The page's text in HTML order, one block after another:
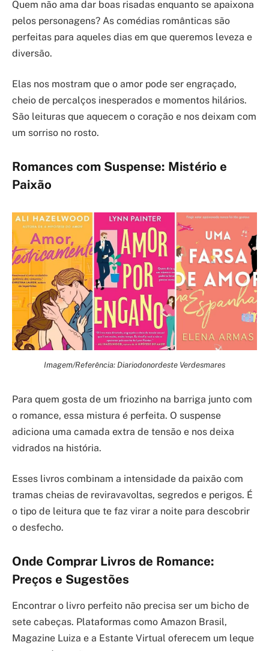
Quem não ama dar boas risadas enquanto se apaixona
pelos personagens? As comédias românticas são
perfeitas para aqueles dias em que queremos leveza e
diversão.
Elas nos mostram que o amor pode ser engraçado,
cheio de percalços inesperados e momentos hilários.
São leituras que aquecem o coração e nos deixam com
um sorriso no rosto.
Romances com Suspense: Mistério e
Paixão
Imagem/Referência: Diariodonordeste Verdesmares
Para quem gosta de um friozinho na barriga junto com
o romance, essa mistura é perfeita. O suspense
adiciona uma camada extra de tensão e nos deixa
vidrados na história.
Esses livros combinam a intensidade da paixão com
tramas cheias de reviravavoltas, segredos e perigos. É
o tipo de leitura que te faz virar a noite para descobrir
o desfecho.
Onde Comprar Livros de Romance:
Preços e Sugestões
Encontrar o livro perfeito não precisa ser um bicho de
sete cabeças. Plataformas como Amazon Brasil,
Magazine Luiza e a Estante Virtual oferecem um leque